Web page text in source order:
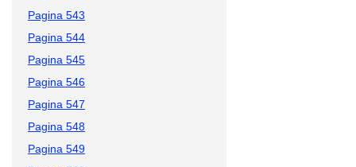
Pagina 543
Pagina 544
Pagina 545
Pagina 546
Pagina 547
Pagina 548
Pagina 549